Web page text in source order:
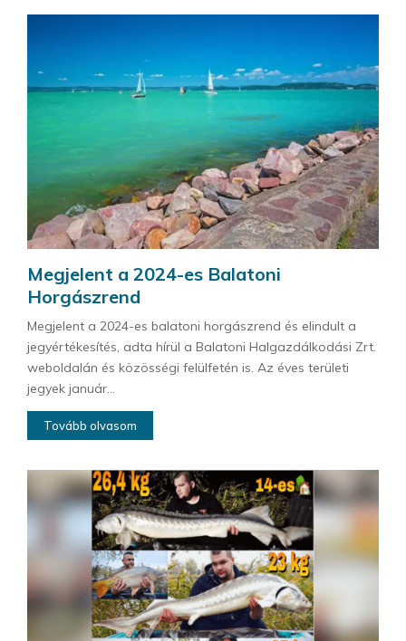
Megjelent a 2024-es Balatoni
Horgászrend
Megjelent a 2024-es balatoni horgászrend és elindult a
jegyértékesítés, adta hírül a Balatoni Halgazdálkodási Zrt.
weboldalán és közösségi felülfetén is. Az éves területi
jegyek január...
Tovább olvasom